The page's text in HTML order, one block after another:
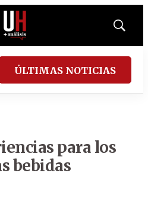
Mostrar
ÚLTIMAS NOTICIAS
para los
bebidas